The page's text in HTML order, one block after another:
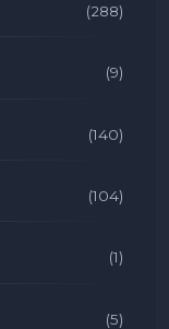
(288)
(9)
(140)
(104)
(1)
(5)